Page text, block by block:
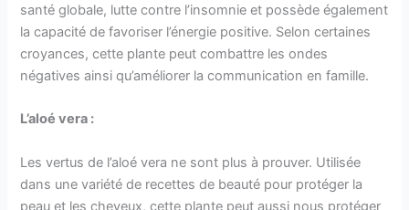
santé globale, lutte contre l’insomnie et possède également
la capacité de favoriser l’énergie positive. Selon certaines
croyances, cette plante peut combattre les ondes
négatives ainsi qu’améliorer la communication en famille.
L’aloé vera :
Les vertus de l’aloé vera ne sont plus à prouver. Utilisée
dans une variété de recettes de beauté pour protéger la
peau et les cheveux, cette plante peut aussi nous protéger